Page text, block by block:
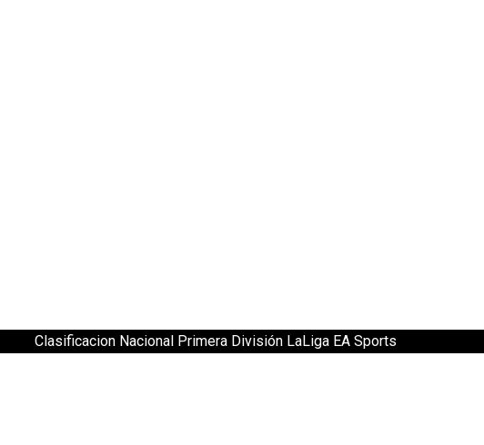
Clasificacion Nacional Primera División LaLiga EA Sports